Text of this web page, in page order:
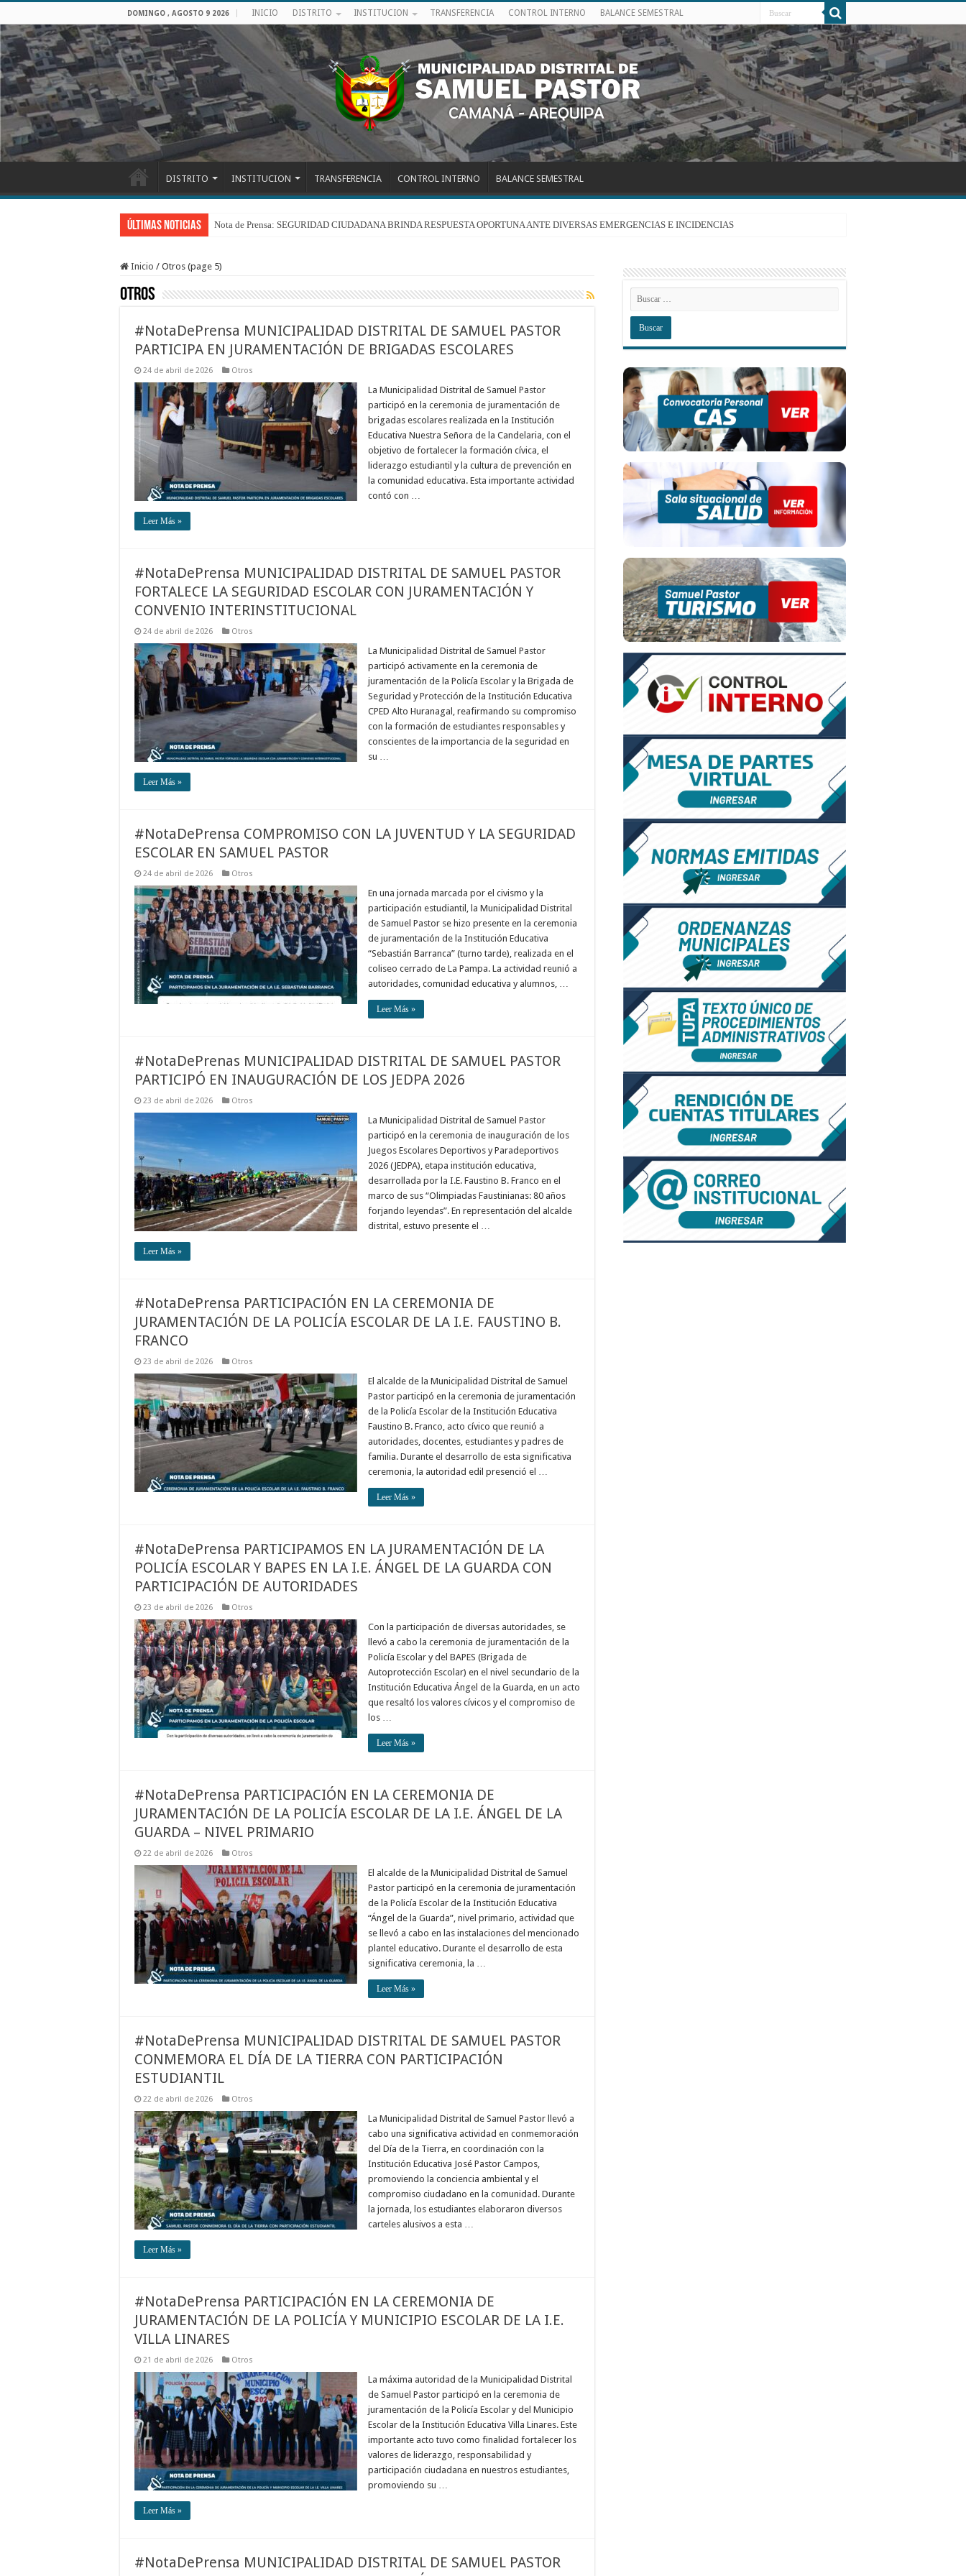
DOMINGO , AGOSTO 9 2026 INICIO DISTRITO INSTITUCION TRANSFERENCIA CONTROL INTERNO BALANCE SEMESTRAL
DISTRITO INSTITUCION TRANSFERENCIA CONTROL INTERNO BALANCE SEMESTRAL
Últimas Noticias Nota de Prensa: SEGURIDAD CIUDADANA BRINDA RESPUESTA OPORTUNA ANTE DIVERSAS EMERGENCIAS E INCIDENCIAS
Inicio / Otros (page 5)
Otros
#NotaDePrensa MUNICIPALIDAD DISTRITAL DE SAMUEL PASTOR
PARTICIPA EN JURAMENTACIÓN DE BRIGADAS ESCOLARES
24 de abril de 2026 Otros
La Municipalidad Distrital de Samuel Pastor
participó en la ceremonia de juramentación de
brigadas escolares realizada en la Institución
Educativa Nuestra Señora de la Candelaria, con el
objetivo de fortalecer la formación cívica, el
liderazgo estudiantil y la cultura de prevención en
la comunidad educativa. Esta importante actividad
contó con …
Leer Más »
#NotaDePrensa MUNICIPALIDAD DISTRITAL DE SAMUEL PASTOR
FORTALECE LA SEGURIDAD ESCOLAR CON JURAMENTACIÓN Y
CONVENIO INTERINSTITUCIONAL
24 de abril de 2026 Otros
La Municipalidad Distrital de Samuel Pastor
participó activamente en la ceremonia de
juramentación de la Policía Escolar y la Brigada de
Seguridad y Protección de la Institución Educativa
CPED Alto Huranagal, reafirmando su compromiso
con la formación de estudiantes responsables y
conscientes de la importancia de la seguridad en
su …
Leer Más »
#NotaDePrensa COMPROMISO CON LA JUVENTUD Y LA SEGURIDAD
ESCOLAR EN SAMUEL PASTOR
24 de abril de 2026 Otros
En una jornada marcada por el civismo y la
participación estudiantil, la Municipalidad Distrital
de Samuel Pastor se hizo presente en la ceremonia
de juramentación de la Institución Educativa
“Sebastián Barranca” (turno tarde), realizada en el
coliseo cerrado de La Pampa. La actividad reunió a
autoridades, comunidad educativa y alumnos, …
Leer Más »
#NotaDePrenas MUNICIPALIDAD DISTRITAL DE SAMUEL PASTOR
PARTICIPÓ EN INAUGURACIÓN DE LOS JEDPA 2026
23 de abril de 2026 Otros
La Municipalidad Distrital de Samuel Pastor
participó en la ceremonia de inauguración de los
Juegos Escolares Deportivos y Paradeportivos
2026 (JEDPA), etapa institución educativa,
desarrollada por la I.E. Faustino B. Franco en el
marco de sus “Olimpiadas Faustinianas: 80 años
forjando leyendas”. En representación del alcalde
distrital, estuvo presente el …
Leer Más »
#NotaDePrensa PARTICIPACIÓN EN LA CEREMONIA DE
JURAMENTACIÓN DE LA POLICÍA ESCOLAR DE LA I.E. FAUSTINO B.
FRANCO
23 de abril de 2026 Otros
El alcalde de la Municipalidad Distrital de Samuel
Pastor participó en la ceremonia de juramentación
de la Policía Escolar de la Institución Educativa
Faustino B. Franco, acto cívico que reunió a
autoridades, docentes, estudiantes y padres de
familia. Durante el desarrollo de esta significativa
ceremonia, la autoridad edil presenció el …
Leer Más »
#NotaDePrensa PARTICIPAMOS EN LA JURAMENTACIÓN DE LA
POLICÍA ESCOLAR Y BAPES EN LA I.E. ÁNGEL DE LA GUARDA CON
PARTICIPACIÓN DE AUTORIDADES
23 de abril de 2026 Otros
Con la participación de diversas autoridades, se
llevó a cabo la ceremonia de juramentación de la
Policía Escolar y del BAPES (Brigada de
Autoprotección Escolar) en el nivel secundario de la
Institución Educativa Ángel de la Guarda, en un acto
que resaltó los valores cívicos y el compromiso de
los …
Leer Más »
#NotaDePrensa PARTICIPACIÓN EN LA CEREMONIA DE
JURAMENTACIÓN DE LA POLICÍA ESCOLAR DE LA I.E. ÁNGEL DE LA
GUARDA – NIVEL PRIMARIO
22 de abril de 2026 Otros
El alcalde de la Municipalidad Distrital de Samuel
Pastor participó en la ceremonia de juramentación
de la Policía Escolar de la Institución Educativa
“Ángel de la Guarda”, nivel primario, actividad que
se llevó a cabo en las instalaciones del mencionado
plantel educativo. Durante el desarrollo de esta
significativa ceremonia, la …
Leer Más »
#NotaDePrensa MUNICIPALIDAD DISTRITAL DE SAMUEL PASTOR
CONMEMORA EL DÍA DE LA TIERRA CON PARTICIPACIÓN
ESTUDIANTIL
22 de abril de 2026 Otros
La Municipalidad Distrital de Samuel Pastor llevó a
cabo una significativa actividad en conmemoración
del Día de la Tierra, en coordinación con la
Institución Educativa José Pastor Campos,
promoviendo la conciencia ambiental y el
compromiso ciudadano en la comunidad. Durante
la jornada, los estudiantes elaboraron diversos
carteles alusivos a esta …
Leer Más »
#NotaDePrensa PARTICIPACIÓN EN LA CEREMONIA DE
JURAMENTACIÓN DE LA POLICÍA Y MUNICIPIO ESCOLAR DE LA I.E.
VILLA LINARES
21 de abril de 2026 Otros
La máxima autoridad de la Municipalidad Distrital
de Samuel Pastor participó en la ceremonia de
juramentación de la Policía Escolar y del Municipio
Escolar de la Institución Educativa Villa Linares. Este
importante acto tuvo como finalidad fortalecer los
valores de liderazgo, responsabilidad y
participación ciudadana en nuestros estudiantes,
promoviendo su …
Leer Más »
#NotaDePrensa MUNICIPALIDAD DISTRITAL DE SAMUEL PASTOR